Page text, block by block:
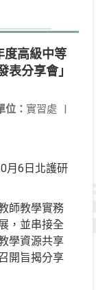
度高級中等
分享會」
位： 實習處 |
月6日北護研
師教學實務
，並串接全
學資源共享
開旨揭分享